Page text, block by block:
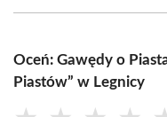
Oceń: Gawędy o
Piastów” w Legnicy